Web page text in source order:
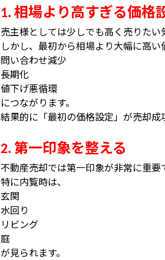
1. 相場より高すぎる価格
売主様としては少しでも高く売りたい
しかし、最初から相場より大幅に高い
問い合わせ減少
長期化
値下げ悪循環
につながります。
結果的に「最初の価格設定」が売却成
2. 第一印象を整える
不動産売却では第一印象が非常に重要
特に内覧時は、
玄関
水回り
リビング
庭
が見られます。